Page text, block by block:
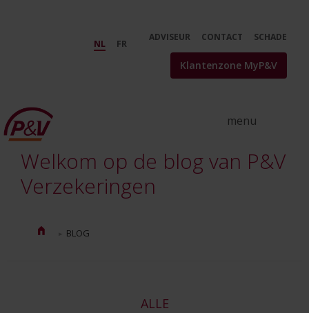
NL FR
ADVISEUR CONTACT SCHADE
Klantenzone MyP&V
Welkom op de blog van P&V
Verzekeringen
BLOG
ALLE